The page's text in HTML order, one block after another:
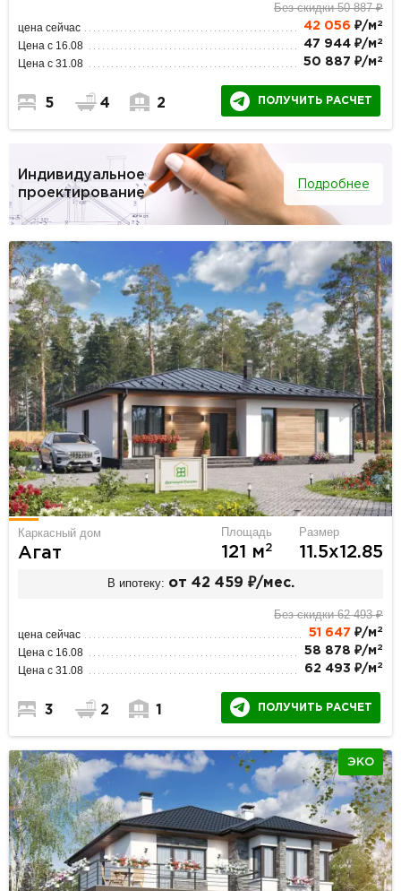
Без скидки 50 887 ₽
цена сейчас 42 056 ₽/м 2
Цена с 16.08 47 944 ₽/м 2
Цена с 31.08 50 887 ₽/м 2
5 4 2 ПОЛУЧИТЬ РАСЧЕТ
Индивидуальное
проектирование
Подробнее
Каркасный дом
Агат
Площадь
121 м2
Размер
11.5х12.85
В ипотеку: от 42 459 ₽/мес.
Без скидки 62 493 ₽
цена сейчас 51 647 ₽/м 2
Цена с 16.08 58 878 ₽/м 2
Цена с 31.08 62 493 ₽/м 2
3 2 1 ПОЛУЧИТЬ РАСЧЕТ
ЭКО